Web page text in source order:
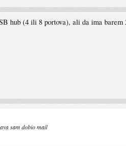
hub (4 ili 8 portova), ali da ima barem
sam dobio mail